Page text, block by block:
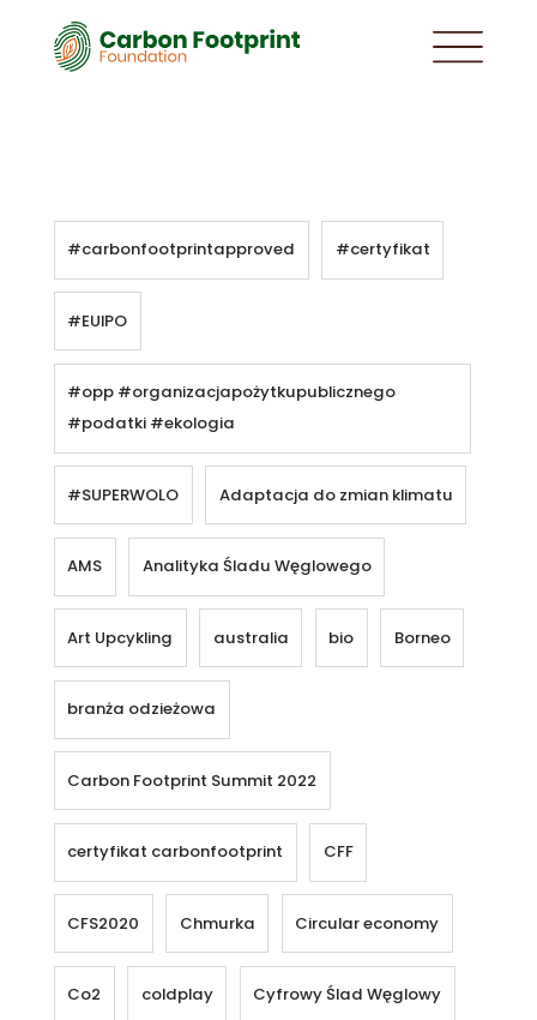
#carbonfootprintapproved #certyfikat
#EUIPO
#opp #organizacjapożytkupublicznego
#podatki #ekologia
#SUPERWOLO Adaptacja do zmian klimatu
AMS Analityka Śladu Węglowego
Art Upcykling australia bio Borneo
branża odzieżowa
Carbon Footprint Summit 2022
certyfikat carbonfootprint CFF
CFS2020 Chmurka Circular economy
Co2 coldplay Cyfrowy Ślad Węglowy